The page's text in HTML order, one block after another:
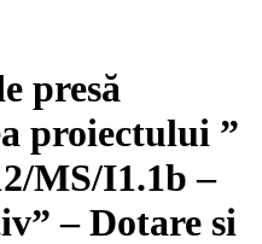
presă
proiectului ”
MS/I1.1b –
– Dotare si